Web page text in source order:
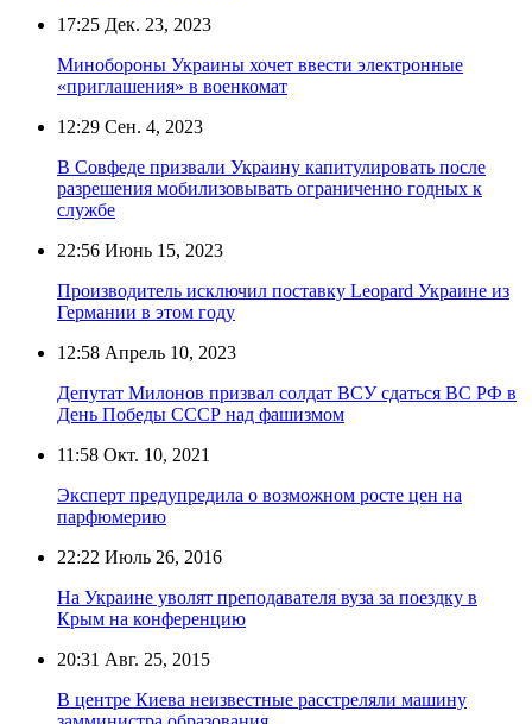
17:25 Дек. 23, 2023
Минобороны Украины хочет ввести электронные
«приглашения» в военкомат
12:29 Сен. 4, 2023
В Совфеде призвали Украину капитулировать после
разрешения мобилизовывать ограниченно годных к
службе
22:56 Июнь 15, 2023
Производитель исключил поставку Leopard Украине из
Германии в этом году
12:58 Апрель 10, 2023
Депутат Милонов призвал солдат ВСУ сдаться ВС РФ в
День Победы СССР над фашизмом
11:58 Окт. 10, 2021
Эксперт предупредила о возможном росте цен на
парфюмерию
22:22 Июль 26, 2016
На Украине уволят преподавателя вуза за поездку в
Крым на конференцию
20:31 Авг. 25, 2015
В центре Киева неизвестные расстреляли машину